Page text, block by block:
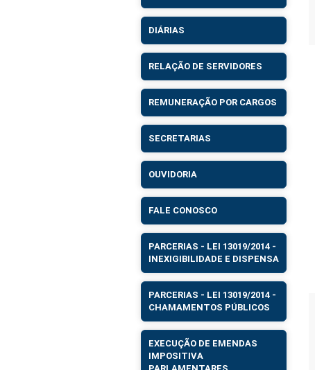
DIÁRIAS
RELAÇÃO DE SERVIDORES
REMUNERAÇÃO POR CARGOS
SECRETARIAS
OUVIDORIA
FALE CONOSCO
PARCERIAS - LEI 13019/2014 -
INEXIGIBILIDADE E DISPENSA
PARCERIAS - LEI 13019/2014 -
CHAMAMENTOS PÚBLICOS
EXECUÇÃO DE EMENDAS
IMPOSITIVA